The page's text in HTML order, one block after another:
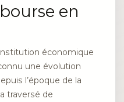
en
économique
une évolution
l’époque de la
traversé de